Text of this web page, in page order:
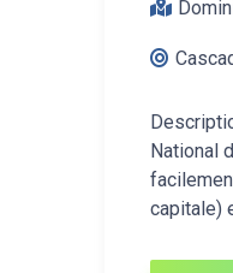
National
capitale)